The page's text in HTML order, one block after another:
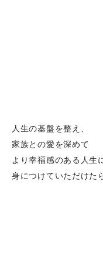
人生の基盤を整え、
家族との愛を深めて
より幸福感のある人生
身につけていただけた